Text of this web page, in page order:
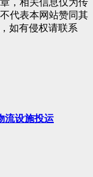
，相关信息仅为传
代表本网站赞同其
如有侵权请联系
流设施投运